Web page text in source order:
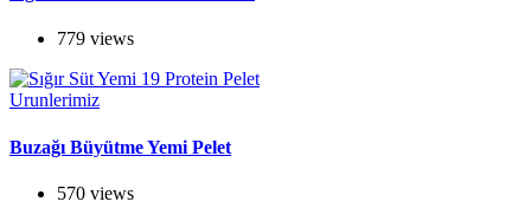
779 views
Urunlerimiz
Buzağı Büyütme Yemi Pelet
570 views